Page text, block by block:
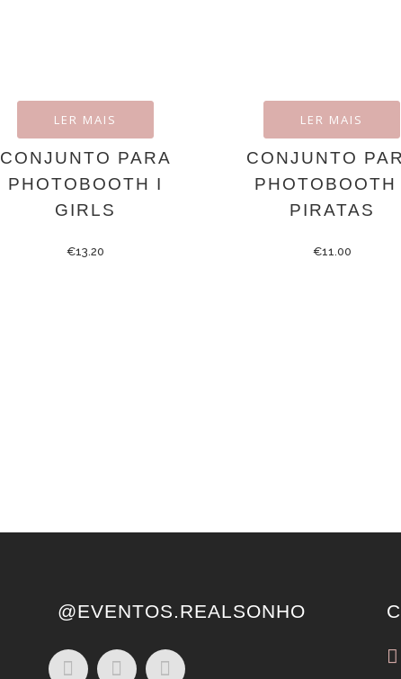
LER MAIS
CONJUNTO PARA
PHOTOBOOTH I
GIRLS
€13.20
LER MAIS
CONJUNTO
PIRATAS
€11.00
@EVENTOS.REALSONHO